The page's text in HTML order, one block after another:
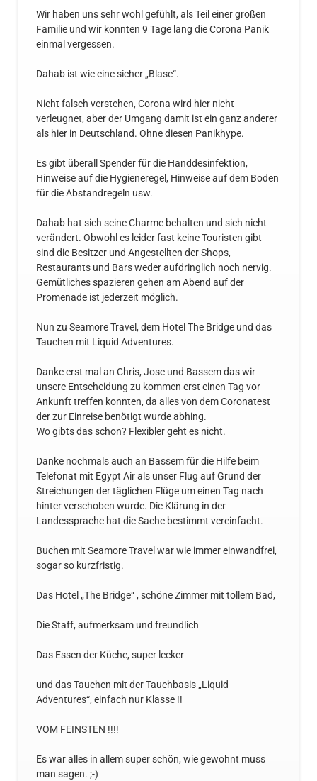
Wir haben uns sehr wohl gefühlt, als Teil einer großen
Familie und wir konnten 9 Tage lang die Corona Panik
einmal vergessen.
Dahab ist wie eine sicher „Blase“.
Nicht falsch verstehen, Corona wird hier nicht
verleugnet, aber der Umgang damit ist ein ganz anderer
als hier in Deutschland. Ohne diesen Panikhype.
Es gibt überall Spender für die Handdesinfektion,
Hinweise auf die Hygieneregel, Hinweise auf dem Boden
für die Abstandregeln usw.
Dahab hat sich seine Charme behalten und sich nicht
verändert. Obwohl es leider fast keine Touristen gibt
sind die Besitzer und Angestellten der Shops,
Restaurants und Bars weder aufdringlich noch nervig.
Gemütliches spazieren gehen am Abend auf der
Promenade ist jederzeit möglich.
Nun zu Seamore Travel, dem Hotel The Bridge und das
Tauchen mit Liquid Adventures.
Danke erst mal an Chris, Jose und Bassem das wir
unsere Entscheidung zu kommen erst einen Tag vor
Ankunft treffen konnten, da alles von dem Coronatest
der zur Einreise benötigt wurde abhing.
Wo gibts das schon? Flexibler geht es nicht.
Danke nochmals auch an Bassem für die Hilfe beim
Telefonat mit Egypt Air als unser Flug auf Grund der
Streichungen der täglichen Flüge um einen Tag nach
hinter verschoben wurde. Die Klärung in der
Landessprache hat die Sache bestimmt vereinfacht.
Buchen mit Seamore Travel war wie immer einwandfrei,
sogar so kurzfristig.
Das Hotel „The Bridge“ , schöne Zimmer mit tollem Bad,
Die Staff, aufmerksam und freundlich
Das Essen der Küche, super lecker
und das Tauchen mit der Tauchbasis „Liquid
Adventures“, einfach nur Klasse !!
VOM FEINSTEN !!!!
Es war alles in allem super schön, wie gewohnt muss
man sagen. ;-)